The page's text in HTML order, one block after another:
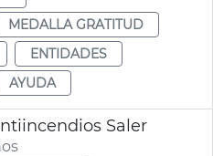
MEDALLA GRATITUD
ENTIDADES
AYUDA
Saler